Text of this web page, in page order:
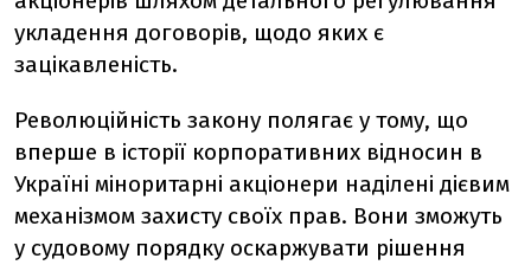
укладення договорів, щодо яких є
зацікавленість.
Революційність закону полягає у тому, що
вперше в історії корпоративних відносин в
Україні міноритарні акціонери наділені дієвим
механізмом захисту своїх прав. Вони зможуть
у судовому порядку оскаржувати рішення